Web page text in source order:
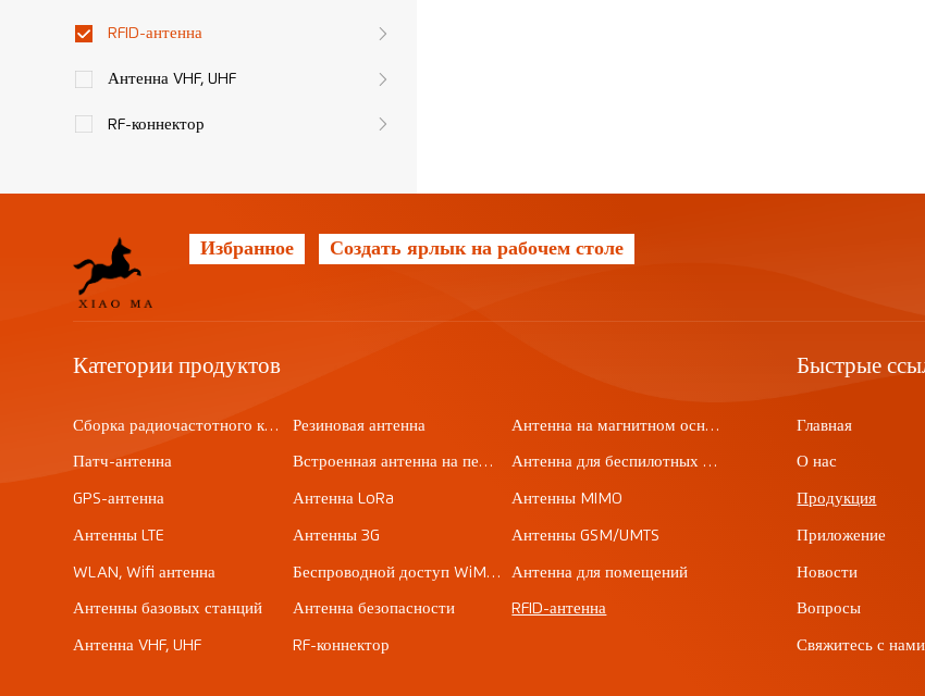
RFID-антенна
Антенна VHF, UHF
RF-коннектор
Избранное Создать ярлык на рабочем столе
Категории продуктов
Сборка радиочастотного кабеля Резиновая антенна Антенна на магнитном основании
Патч-антенна Встроенная антенна на печатной плате Антенна для беспилотных летательных аппаратов
GPS-антенна Антенна LoRa Антенны MIMO
Антенны LTE Антенны 3G Антенны GSM/UMTS
WLAN, Wifi антенна Беспроводной доступ WiMAX Антенна для помещений
Антенны базовых станций Антенна безопасности RFID-антенна
Антенна VHF, UHF RF-коннектор
Быстрые
Главная
О нас
Продукция
Приложение
Новости
Вопросы
Свяжитесь с нами